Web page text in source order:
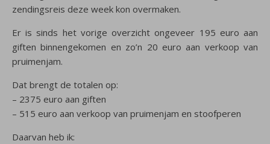
zendingsreis deze week kon overmaken.
Er is sinds het vorige overzicht ongeveer 195 euro aan
giften binnengekomen en zo’n 20 euro aan verkoop van
pruimenjam.
Dat brengt de totalen op:
– 2375 euro aan giften
– 515 euro aan verkoop van pruimenjam en stoofperen
Daarvan heb ik: